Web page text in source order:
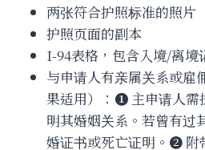
两张符合护照标准的照片
护照页面的副本
I-94表格，包含入境/离境
与申请人有亲属关系或雇
果适用）：➊ 主申请人需
明其婚姻关系。若曾有过
婚证书或死亡证明。➋ 附